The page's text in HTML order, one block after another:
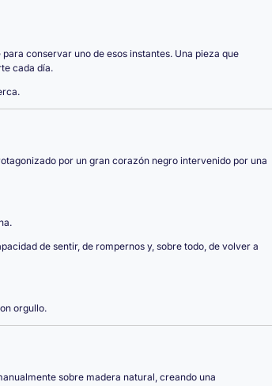
conservar uno de esos instantes. Una pieza que
cada día.
por un gran corazón negro intervenido por una
de sentir, de rompernos y, sobre todo, de volver a
orgullo.
sobre madera natural, creando una